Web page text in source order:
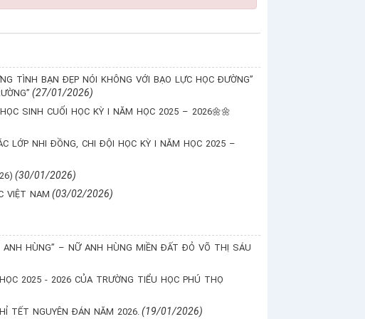
TÌNH BẠN ĐẸP NÓI KHÔNG VỚI BẠO LỰC HỌC ĐƯỜNG”
(27/01/2026)
SINH CUỐI HỌC KỲ I NĂM HỌC 2025 – 2026🌼🌼
LỚP NHI ĐỒNG, CHI ĐỘI HỌC KỲ I NĂM HỌC 2025 –
(30/01/2026)
VIỆT NAM (03/02/2026)
ANH HÙNG” – NỮ ANH HÙNG MIỀN ĐẤT ĐỎ VÕ THỊ SÁU
2025 - 2026 CỦA TRƯỜNG TIỂU HỌC PHÚ THỌ
TẾT NGUYÊN ĐÁN NĂM 2026. (19/01/2026)